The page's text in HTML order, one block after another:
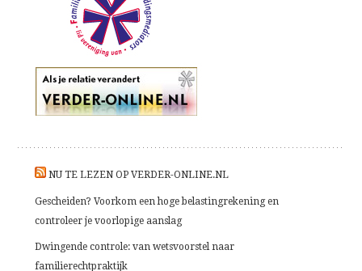
NU TE LEZEN OP VERDER-ONLINE.NL
Gescheiden? Voorkom een hoge belastingrekening en
controleer je voorlopige aanslag
Dwingende controle: van wetsvoorstel naar
familierechtpraktijk